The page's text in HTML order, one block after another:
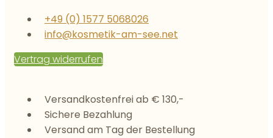
+49 (0) 1577 5068026
info@kosmetik-am-see.net
Vertrag widerrufen
Versandkostenfrei ab € 130,-
Sichere Bezahlung
Versand am Tag der Bestellung